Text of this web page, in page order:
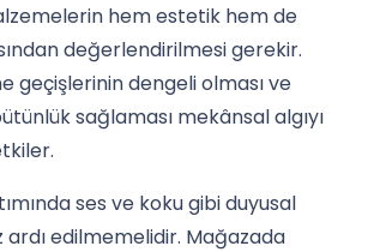
hem estetik hem de
değerlendirilmesi gerekir.
geçişlerinin dengeli olması ve
sağlaması mekânsal algıyı
ses ve koku gibi duyusal
ardı edilmemelidir. Mağazada